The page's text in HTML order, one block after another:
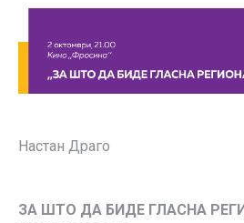
Настан Драго
ЗА ШТО ДА БИДЕ ГЛАСНА